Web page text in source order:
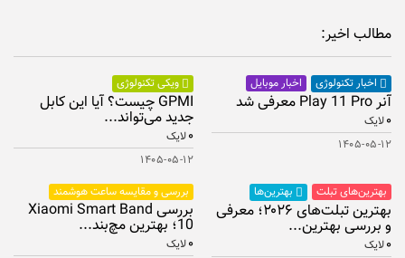
مطالب اخیر:
اخبار تکنولوژی اخبار موبایل
آنر Play 11 Pro معرفی شد
۰لایک
۱۴۰۵-۰۵-۱۲
ویکی تکنولوژی
GPMI چیست؟ آیا این کابل
جدید می‌تواند...
۰لایک
۱۴۰۵-۰۵-۱۲
بهترین‌های تبلت
بهترین‌ها
بهترین تبلت‌های ۲۰۲۶؛ معرفی
و بررسی بهترین...
۰لایک
بررسی و مقایسه ساعت هوشمند
بررسی Xiaomi Smart Band
10؛ بهترین مچ‌بند...
۰لایک